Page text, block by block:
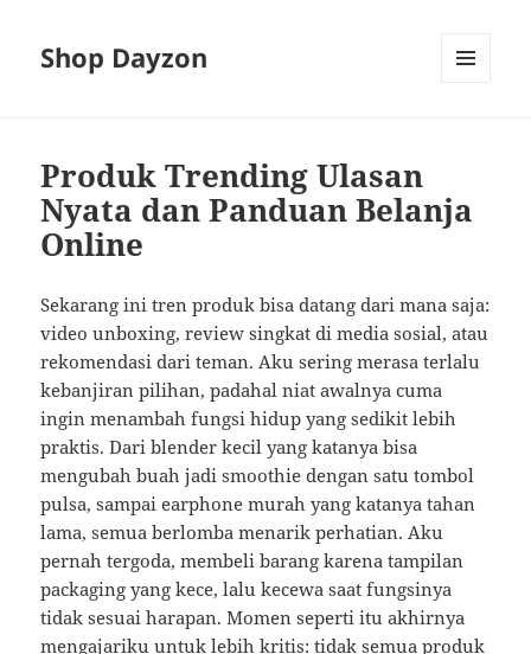
Shop Dayzon
Produk Trending Ulasan
Nyata dan Panduan Belanja
Online
Sekarang ini tren produk bisa datang dari mana saja:
video unboxing, review singkat di media sosial, atau
rekomendasi dari teman. Aku sering merasa terlalu
kebanjiran pilihan, padahal niat awalnya cuma
ingin menambah fungsi hidup yang sedikit lebih
praktis. Dari blender kecil yang katanya bisa
mengubah buah jadi smoothie dengan satu tombol
pulsa, sampai earphone murah yang katanya tahan
lama, semua berlomba menarik perhatian. Aku
pernah tergoda, membeli barang karena tampilan
packaging yang kece, lalu kecewa saat fungsinya
tidak sesuai harapan. Momen seperti itu akhirnya
mengajariku untuk lebih kritis: tidak semua produk